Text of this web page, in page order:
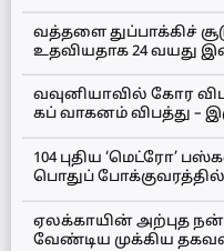
வத்தளை துப்பாக்கிச்
உதவியதாக 24 வயது
வவுனியாவில் கோர
கப் வாகனம் விபத்து –
104 புதிய ‘மெட்ரோ’
பொதுப் போக்குவரத்தில்
ஏலக்காயின் அற்புத
வேண்டிய முக்கிய